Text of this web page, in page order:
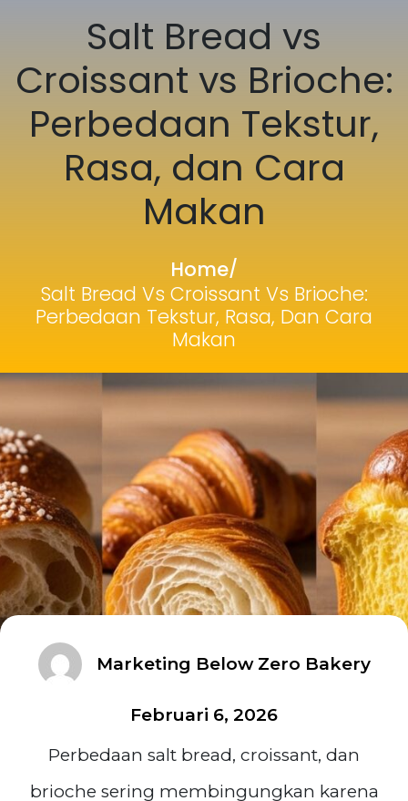
Salt Bread vs
Croissant vs Brioche:
Perbedaan Tekstur,
Rasa, dan Cara
Makan
Home/
Salt Bread Vs Croissant Vs Brioche:
Perbedaan Tekstur, Rasa, Dan Cara
Makan
Marketing Below Zero Bakery
Februari 6, 2026
Perbedaan salt bread, croissant, dan
brioche sering membingungkan karena